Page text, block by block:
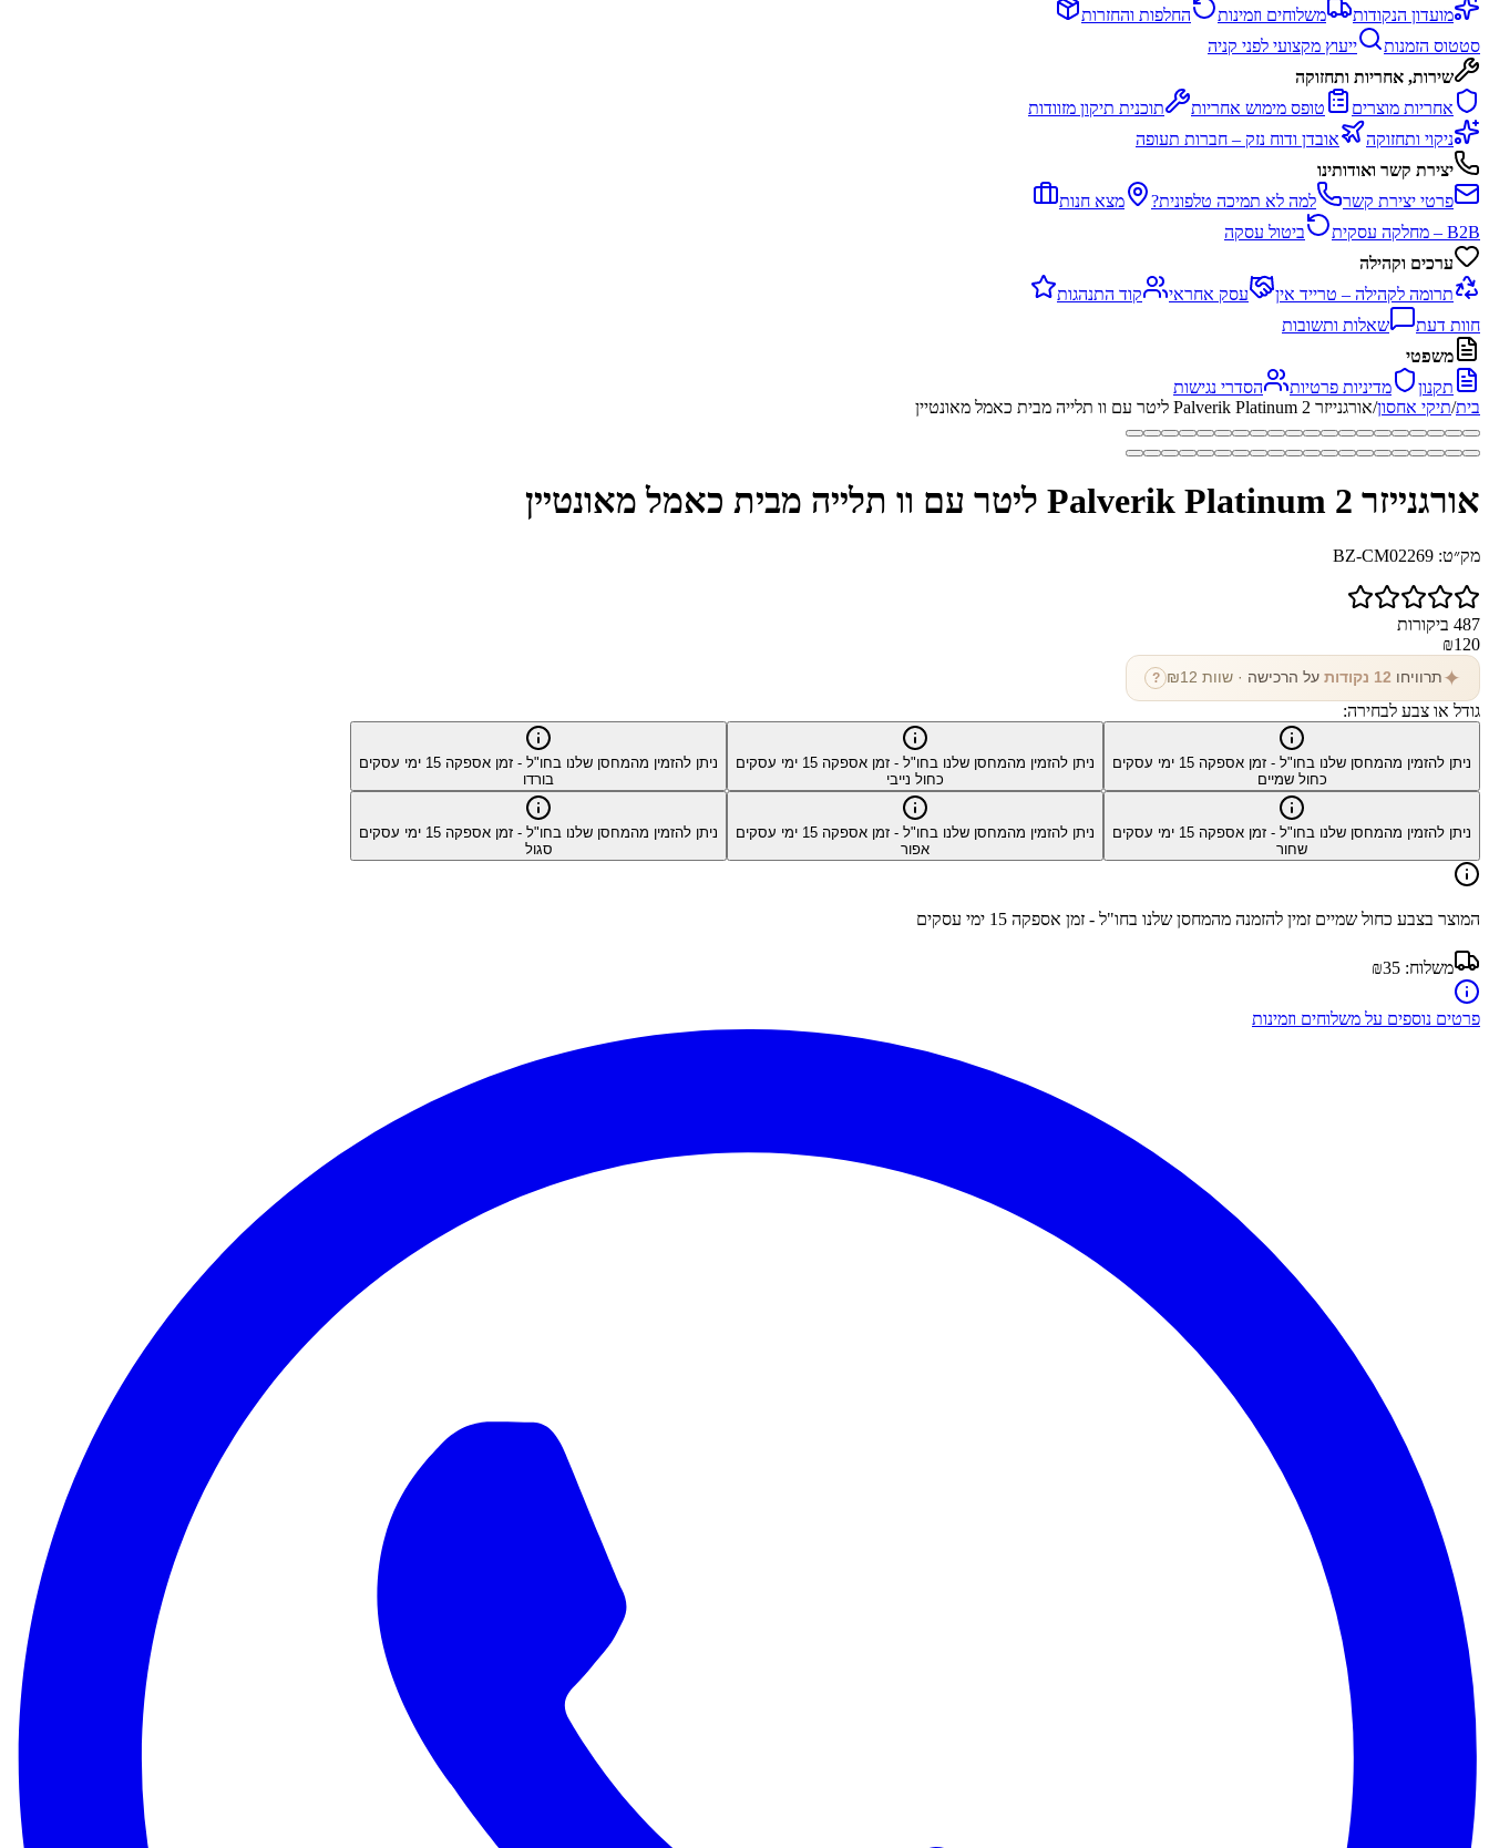
מועדון הנקודות
משלוחים וזמינות
החלפות והחזרות
סטטוס הזמנות
ייעוץ מקצועי לפני קניה
שירות, אחריות ותחזוקה
אחריות מוצרים
טופס מימוש אחריות
תוכנית תיקון מזוודות
ניקוי ותחזוקה
אובדן ודוח נזק – חברות תעופה
יצירת קשר ואודותינו
פרטי יצירת קשר
למה לא תמיכה טלפונית?
מצא חנות
B2B – מחלקה עסקית
ביטול עסקה
ערכים וקהילה
תרומה לקהילה – טרייד אין
עסק אחראי
קוד התנהגות
חוות דעת
שאלות ותשובות
משפטי
תקנון
מדיניות פרטיות
הסדרי נגישות
בית/תיקי אחסון/אורגנייזר Palverik Platinum 2 ליטר עם וו תלייה מבית כאמל מאונטיין
אורגנייזר Palverik Platinum 2 ליטר עם וו תלייה מבית כאמל מאונטיין
מק״ט: BZ-CM02269
487 ביקורות
₪120
✦ תרוויחו 12 נקודות על הרכישה · שוות ₪ 12
?
גודל או צבע לבחירה:
ניתן להזמין מהמחסן שלנו בחו"ל - זמן אספקה 15 ימי עסקים
כחול שמיים
ניתן להזמין מהמחסן שלנו בחו"ל - זמן אספקה 15 ימי עסקים
כחול נייבי
ניתן להזמין מהמחסן שלנו בחו"ל - זמן אספקה 15 ימי עסקים
בורדו
ניתן להזמין מהמחסן שלנו בחו"ל - זמן אספקה 15 ימי עסקים
שחור
ניתן להזמין מהמחסן שלנו בחו"ל - זמן אספקה 15 ימי עסקים
אפור
ניתן להזמין מהמחסן שלנו בחו"ל - זמן אספקה 15 ימי עסקים
סגול
המוצר בצבע כחול שמיים זמין להזמנה מהמחסן שלנו בחו"ל - זמן אספקה 15 ימי עסקים
משלוח: ₪35
פרטים נוספים על משלוחים וזמינות